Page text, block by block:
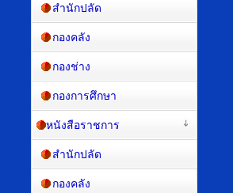
สำนักปลัด
กองคลัง
กองช่าง
กองการศึกษา
หนังสือราชการ
สำนักปลัด
กองคลัง